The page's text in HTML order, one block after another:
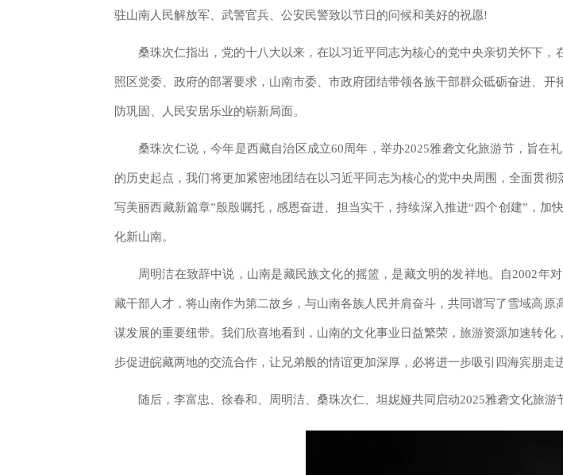
驻山南人民解放军、武警官兵、公安民警致以节日的问候和美好的祝愿!
桑珠次仁指出，党的十八大以来，在以习近平同志为核心的党中央亲切关怀下
照区党委、政府的部署要求，山南市委、市政府团结带领各族干部群众砥砺奋进、
防巩固、人民安居乐业的崭新局面。
桑珠次仁说，今年是西藏自治区成立60周年，举办2025雅砻文化旅游节，旨
的历史起点，我们将更加紧密地团结在以习近平同志为核心的党中央周围，全面贯
写美丽西藏新篇章”殷殷嘱托，感恩奋进、担当实干，持续深入推进“四个创建”，
化新山南。
周明洁在致辞中说，山南是藏民族文化的摇篮，是藏文明的发祥地。自2002
藏干部人才，将山南作为第二故乡，与山南各族人民并肩奋斗，共同谱写了雪域高
谋发展的重要纽带。我们欣喜地看到，山南的文化事业日益繁荣，旅游资源加速转
步促进皖藏两地的交流合作，让兄弟般的情谊更加深厚，必将进一步吸引四海宾朋走
随后，李富忠、徐春和、周明洁、桑珠次仁、坦妮娅共同启动2025雅砻文化旅游